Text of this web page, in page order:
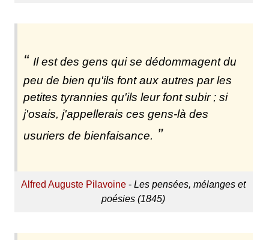
Il est des gens qui se dédommagent du
peu de bien qu'ils font aux autres par les
petites tyrannies qu'ils leur font subir ; si
j'osais, j'appellerais ces gens-là des
usuriers de bienfaisance.
Alfred Auguste Pilavoine -Les pensées, mélanges et
poésies (1845)